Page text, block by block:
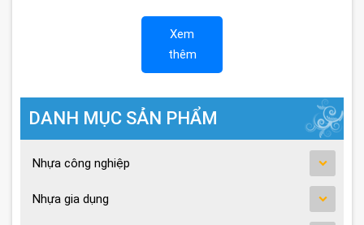
Xem
thêm
DANH MỤC SẢN PHẨM
Nhựa công nghiệp
Nhựa gia dụng